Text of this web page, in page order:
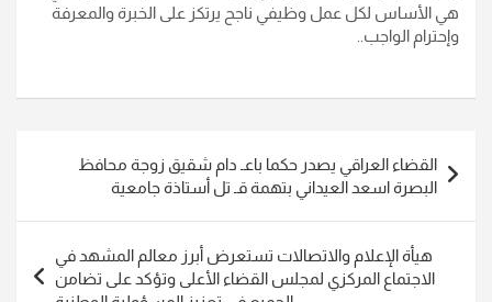
هي الأساس لكل عمل وظيفي ناجح يرتكز على الخبرة والمعرفة
وإحترام الواجب..
المقالات
القضاء العراقي يصدر حكما باعـ دام شقيق زوجة محافظ
البصرة اسعد العيداني بتهمة قـ تل أستاذة جامعية
هيأة الإعلام والاتصالات تستعرض أبرز معالم المشهد في
الاجتماع المركزي لمجلس القضاء الأعلى وتؤكد على تضامن